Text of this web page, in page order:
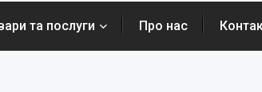
та послуги Про нас